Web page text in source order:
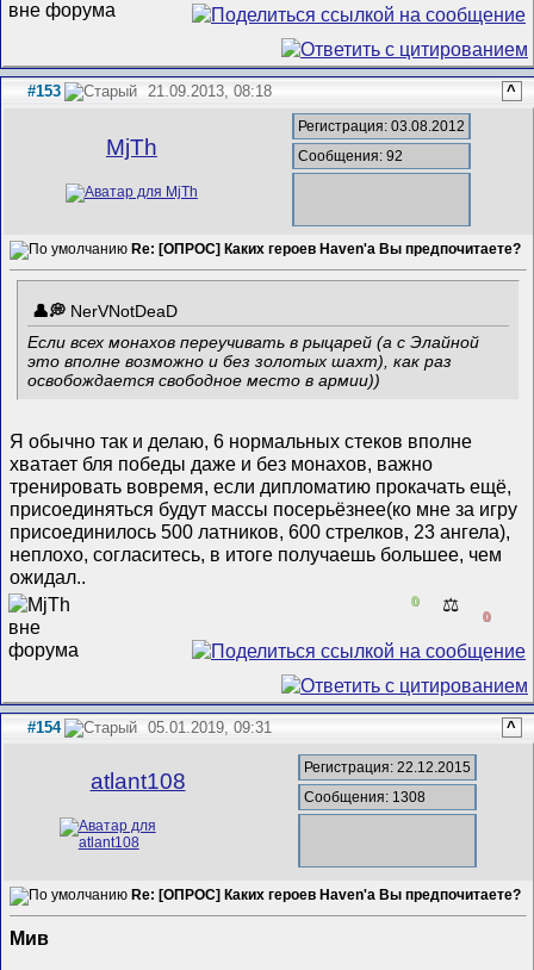
#153 21.09.2013, 08:18 ^
MjTh
Регистрация: 03.08.2012
Сообщения: 92
Re: [ОПРОС] Каких героев Haven'а Вы предпочитаете?
NerVNotDeaD
Если всех монахов переучивать в рыцарей (а с Элайной
это вполне возможно и без золотых шахт), как раз
освобождается свободное место в армии))
Я обычно так и делаю, 6 нормальных стеков вполне
хватает бля победы даже и без монахов, важно
тренировать вовремя, если дипломатию прокачать ещё,
присоединяться будут массы посерьёзнее(ко мне за игру
присоединилось 500 латников, 600 стрелков, 23 ангела),
неплохо, согласитесь, в итоге получаешь большее, чем
ожидал..
0 ⚖️
0
#154 05.01.2019, 09:31 ^
atlant108
Регистрация: 22.12.2015
Сообщения: 1308
Re: [ОПРОС] Каких героев Haven'а Вы предпочитаете?
Мив